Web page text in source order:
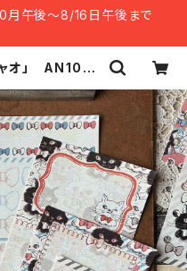
午後～8/16日午後まで
ャオ」 AN103-
handma
ンドメイド マ
-